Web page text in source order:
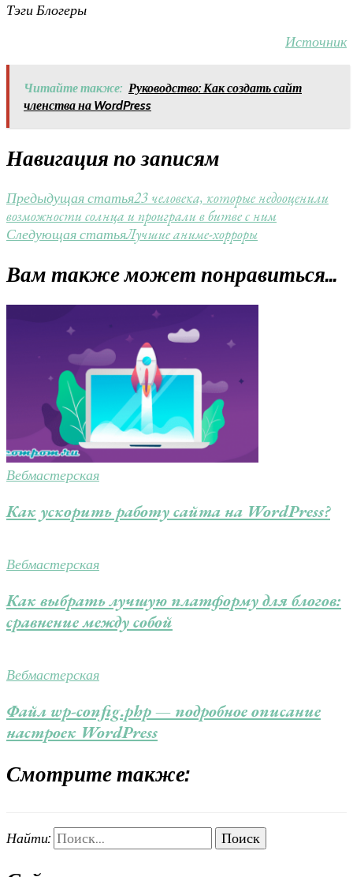
Тэги Блогеры
Источник
Читайте также: Руководство: Как создать сайт
членства на WordPress
Навигация по записям
Предыдущая статья23 человека, которые недооценили
возможности солнца и проиграли в битве с ним
Следующая статьяЛучшие аниме-хорроры
Вам также может понравиться...
Вебмастерская
Как ускорить работу сайта на WordPress?
Вебмастерская
Как выбрать лучшую платформу для блогов:
сравнение между собой
Вебмастерская
Файл wp-config.php — подробное описание
настроек WordPress
Смотрите также:
Найти: